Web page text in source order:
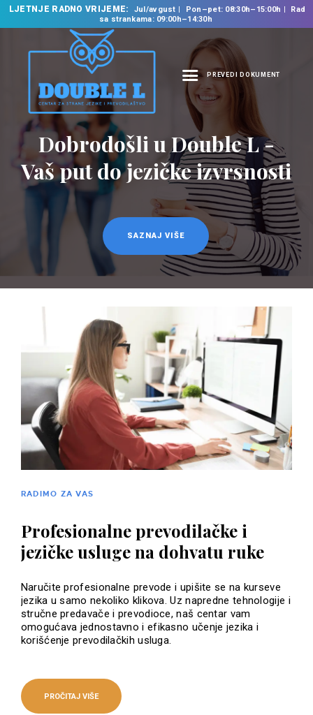
LJETNJE RADNO VRIJEME: Jul/avgust Pon–pet: 08:30h–15:00h
Rad
sa strankama: 09:00h–14:30h
PREVEDI DOKUMENT
NASLOVNA
O NAMA
NAŠE USLUGE
ŠKOLA STRANIH
JEZIKA
PREVODILAČKI BIRO
KURSEVI
NOVOSTI
KONTAKT
Dobrodošli u Double L -
Vaš put do jezičke izvrsnosti
SAZNAJ VIŠE
RADIMO ZA VAS
Profesionalne prevodilačke i
jezičke usluge na dohvatu ruke
Naručite profesionalne prevode i upišite se na kurseve
jezika u samo nekoliko klikova. Uz napredne tehnologije i
stručne predavače i prevodioce, naš centar vam
omogućava jednostavno i efikasno učenje jezika i
korišćenje prevodilačkih usluga.
PROČITAJ VIŠE